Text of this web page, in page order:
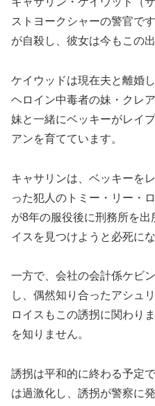
ストヨークシャーの警官で
が自殺し、彼女は今もこの
ケイウッドは現在夫と離婚
ヘロイン中毒者の妹・クレ
妹と一緒にベッキーがレイ
アンを育てています。
キャサリンは、ベッキーを
った犯人のトミー・リー・
が8年の服役後に刑務所を
イスを見つけようと必死にな
一方で、会社の会計係ケビ
し、偶然知り合ったアシュ
ロイスもこの誘拐に関わり
を知りません。
誘拐は平和的に終わる予定
は過激化し、誘拐が警察に